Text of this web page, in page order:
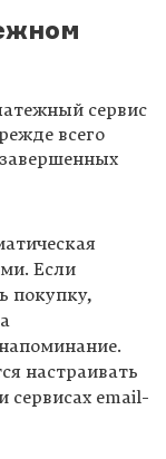
сервис
всего
Если
покупку,
настраивать
сервисах email-